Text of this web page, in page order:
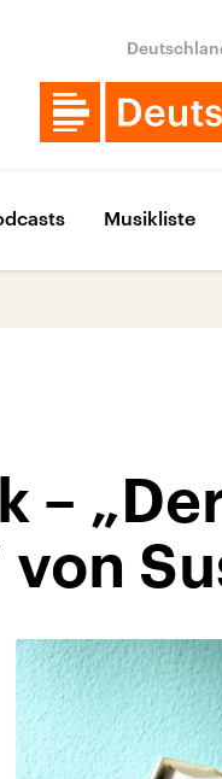
Musikliste
–
von